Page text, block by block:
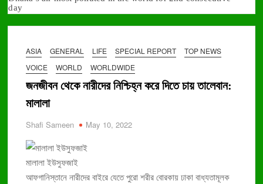
day
প্রেসক্রিপশন ছাড়া অ্যান্টিবায়োটিক বিক্রি করা যাবে না, আইনের খসড়া অনুমোদন
Top 15 Largest Pharmaceutical Companies in Bangladesh
(Update 2023)
12 Largest Hospitals in Dhaka with Most Beds (Update 2023)
10 Best Eye Hospitals in Dhaka, BD (List of 2023)
৮৩ হাজার কারাবন্দীর জন্য চিকিৎসক ৪ জন
বছরে প্রায় দুই হাজার মানুষ লিম্ফোমায় মারা যায়
ঢামেকে ইন্টার্ন চিকিৎসকদের কর্মবিরতি প্রত্যাহার
ASIA GENERAL LIFE SPECIAL REPORT
TOP NEWS
VOICE
WORLD WORLDWIDE
জনজীবন থেকে নারীদের নিশ্চিহ্ন করে দিতে চায় তালেবান:
মালালা
Shafi Sameen May 10, 2022
মালালা ইউসুফজাই
আফগানিস্তানে নারীদের বাইরে যেতে পুরো শরীর বোরকায় ঢাকা বাধ্যতামূলক